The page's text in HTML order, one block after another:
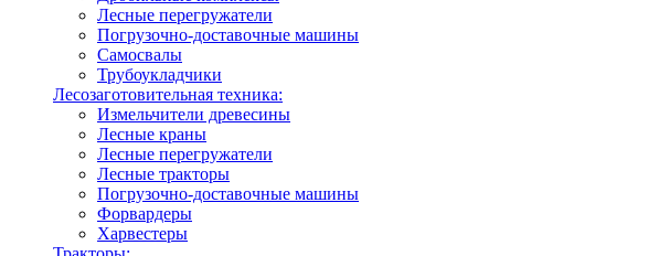
Лесные перегружатели
Погрузочно-доставочные машины
Самосвалы
Трубоукладчики
Лесозаготовительная техника:
Измельчители древесины
Лесные краны
Лесные перегружатели
Лесные тракторы
Погрузочно-доставочные машины
Форвардеры
Харвестеры